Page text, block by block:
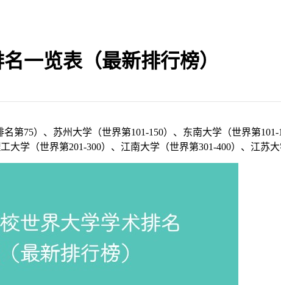
一览表（最新排行榜）
名第75）、苏州大学（世界第101-150）、东南大学（世界第
大学（世界第201-300）、江南大学（世界第301-400）、江苏